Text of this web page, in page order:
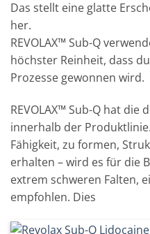
Das stellt eine glatte
her.
REVOLAX™ Sub-Q
höchster Reinheit, dass
Prozesse gewonnen wird.
REVOLAX™ Sub-Q hat die
innerhalb der
Fähigkeit, zu formen,
erhalten – wird es für die
extrem schweren Falten,
empfohlen. Dies